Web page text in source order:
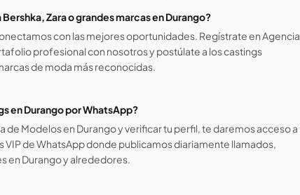
Zara o grandes marcas en Durango?
con las mejores oportunidades. Regístrate en Agencia
profesional con nosotros y postúlate a los castings
de moda más reconocidas.
en Durango por WhatsApp?
de Modelos en Durango y verificar tu perfil, te daremos acceso a
VIP de WhatsApp donde publicamos diariamente llamados,
en Durango y alrededores.